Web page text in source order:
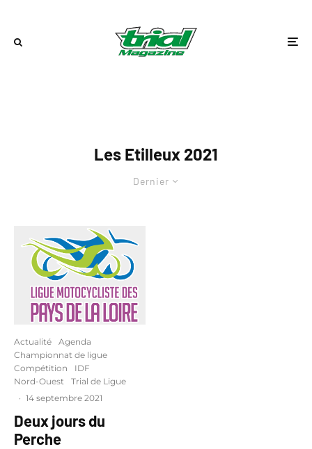
Les Etilleux 2021
Dernier
Actualité
Agenda
Championnat de ligue
Compétition
IDF
Nord-Ouest
Trial de Ligue
· 14 septembre 2021
Deux jours du
Perche